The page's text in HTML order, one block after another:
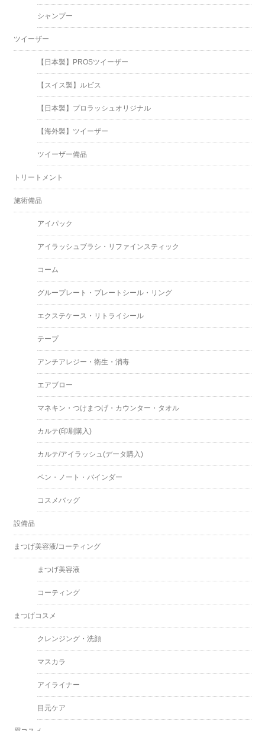
シャンプー
ツイーザー
【日本製】PROSツイーザー
【スイス製】ルビス
【日本製】プロラッシュオリジナル
【海外製】ツイーザー
ツイーザー備品
トリートメント
施術備品
アイパック
アイラッシュブラシ・リファインスティック
コーム
グループレート・プレートシール・リング
エクステケース・リトライシール
テープ
アンチアレジー・衛生・消毒
エアブロー
マネキン・つけまつげ・カウンター・タオル
カルテ(印刷購入)
カルテ/アイラッシュ(データ購入)
ペン・ノート・バインダー
コスメバッグ
設備品
まつげ美容液/コーティング
まつげ美容液
コーティング
まつげコスメ
クレンジング・洗顔
マスカラ
アイライナー
目元ケア